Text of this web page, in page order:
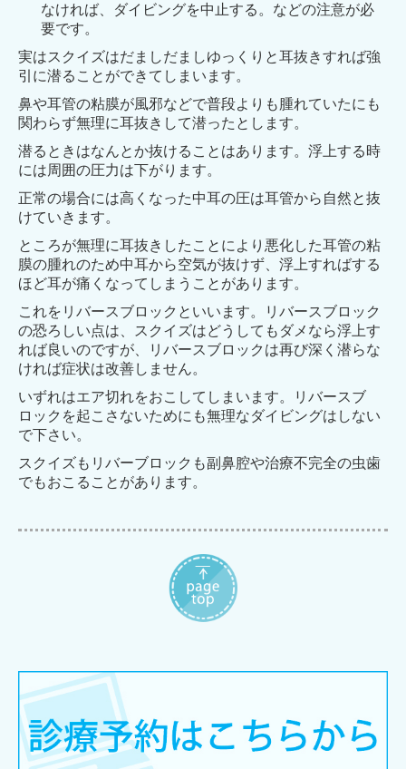
なければ、ダイビングを中止する。 などの注意が必
要です。
実はスクイズはだましだましゆっくりと耳抜きすれば強
引に潜ることができてしまいます。
鼻や耳管の粘膜が風邪などで普段よりも腫れていたにも
関わらず無理に耳抜きして潜ったとします。
潜るときはなんとか抜けることはあります。浮上する時
には周囲の圧力は下がります。
正常の場合には高くなった中耳の圧は耳管から自然と抜
けていきます。
ところが無理に耳抜きしたことにより悪化した耳管の粘
膜の腫れのため中耳から空気が抜けず、浮上すればする
ほど耳が痛くなってしまう ことがあります。
これをリバースブロックといいます。リバースブロック
の恐ろしい点は、スクイ ズはどうしてもダメなら浮上す
れば良いのですが、リバースブロックは再び深く潜らな
ければ症状は改善しません。
いずれはエア切れをおこしてしまいます。リバースブ
ロックを起こさないために も無理なダイビングはしない
で下さい。
スクイズもリバーブロックも副鼻腔や治療不完全の虫歯
でもおこることがあります。